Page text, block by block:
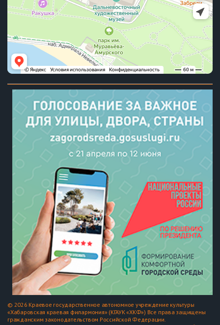
© 2026 Краевое государственное автономное учреждение культуры
«Хабаровская краевая филармония» (КГАУК «ХКФ») Все права защищены
гражданским законодательством Российской Федерации.